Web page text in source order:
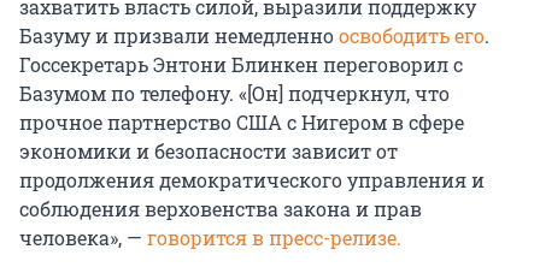
захватить власть силой, выразили поддержку
Базуму и призвали немедленноосвободить его.
Госсекретарь Энтони Блинкен переговорил с
Базумом по телефону. «[Он] подчеркнул, что
прочное партнерство США с Нигером в сфере
экономики и безопасности зависит от
продолжения демократического управления и
соблюдения верховенства закона и прав
человека», — говорится в пресс-релизе.